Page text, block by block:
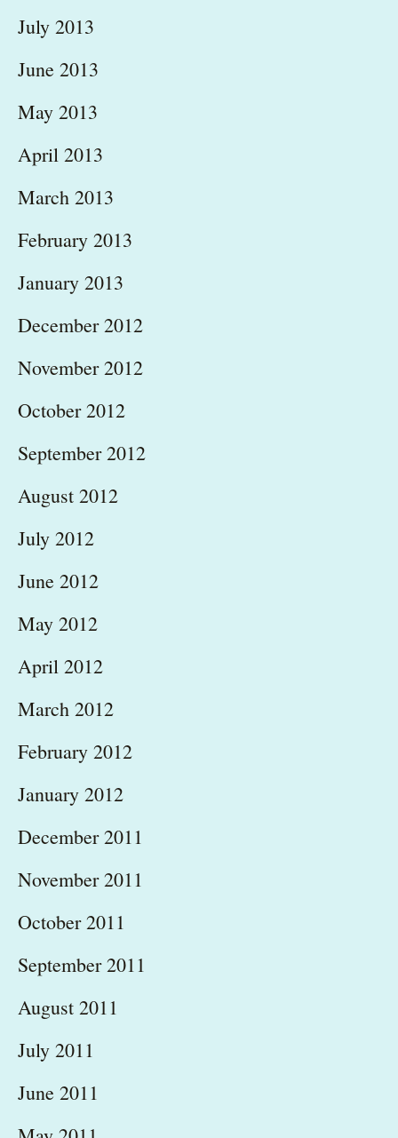
July 2013
June 2013
May 2013
April 2013
March 2013
February 2013
January 2013
December 2012
November 2012
October 2012
September 2012
August 2012
July 2012
June 2012
May 2012
April 2012
March 2012
February 2012
January 2012
December 2011
November 2011
October 2011
September 2011
August 2011
July 2011
June 2011